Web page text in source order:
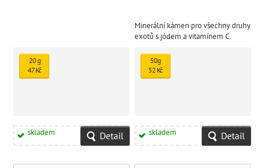
20 g
47 Kč
skladem Detail
Minerální kámen pro všechny druhy
exotů s jódem a vitamínem C.
50g
52 Kč
skladem Detail